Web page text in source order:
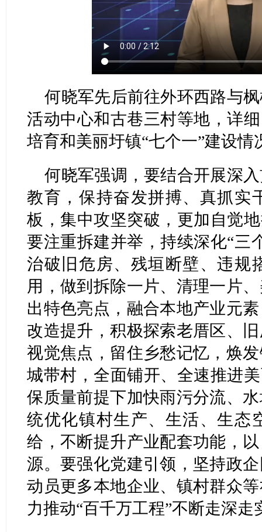
何晓军先后前往外环西路与
活动中心和古巷三村等地，详
培育和美丽圩镇“七个一”建设情
何晓军强调，要结合开展深
教育，保持奋发拼搏、真抓实
板，集中攻坚突破，更加自觉
要注重拆建并举，持续深化“三
治破旧危房、残垣断壁、违规
用，做到拆除一片、清理一片
出特色亮点，融合本地产业元
改造提升，积极探索老厝区、
视觉焦点，留住乡愁记忆，焕
城带村，全面铺开、全速推进
保质量前提下加快雨污分流、
统优化镇村生产、生活、生态
给，不断提升产业配套功能，
源。要强化党建引领，坚持政
动员更多本地企业、镇村群众
力推动“百千万工程”不断走深走